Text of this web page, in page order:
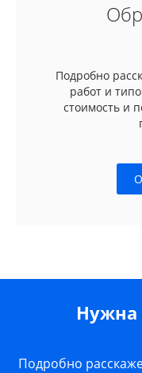
Подробно
работ и
стоимость и
Нужна
Подробно